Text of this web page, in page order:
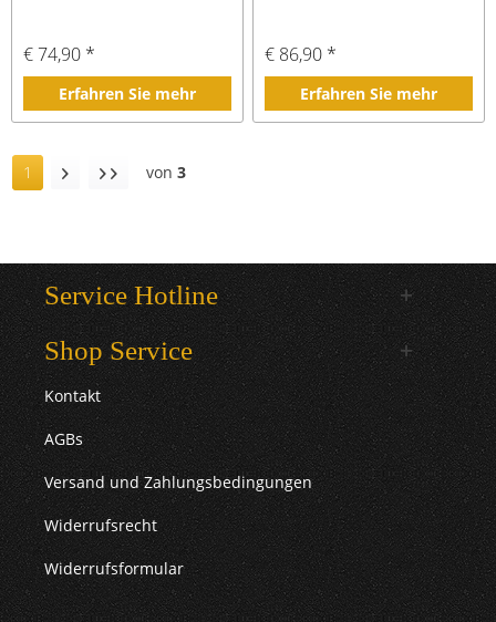
€ 74,90 *
Erfahren Sie mehr
€ 86,90 *
Erfahren Sie mehr
1 von 3
Service Hotline
Shop Service
Kontakt
AGBs
Versand und Zahlungsbedingungen
Widerrufsrecht
Widerrufsformular